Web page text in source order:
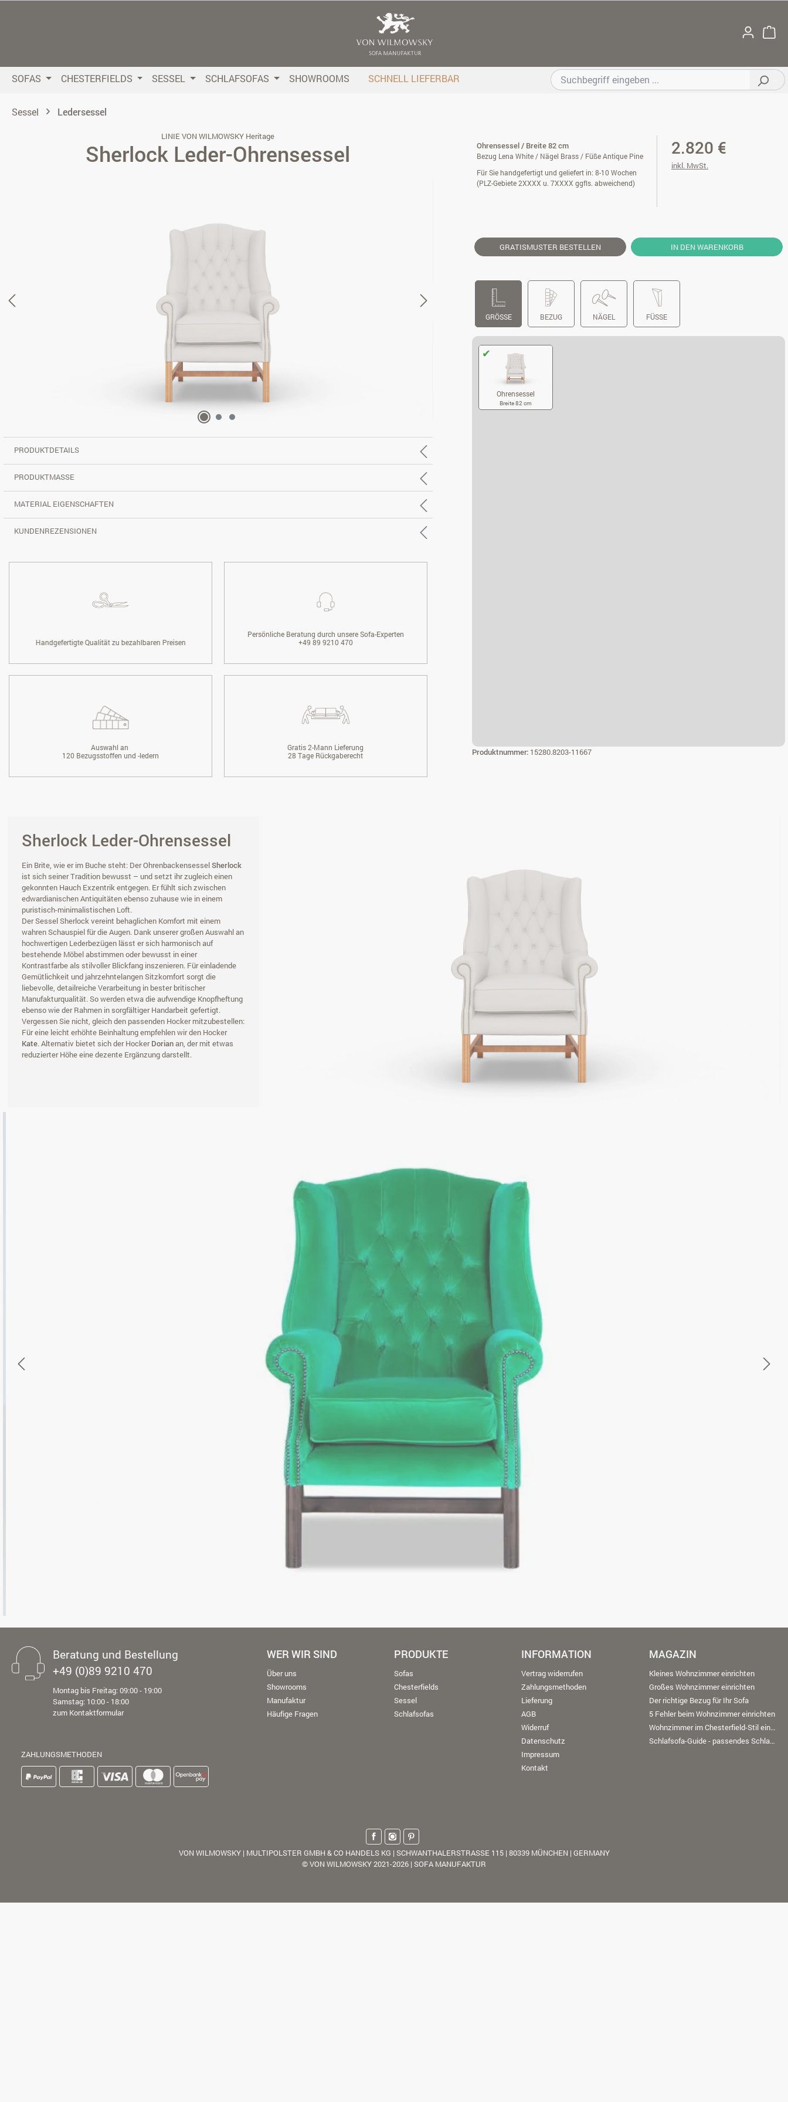
SOFAS CHESTERFIELDS SESSEL SCHLAFSOFAS SHOWROOMS SCHNELL LIEFERBAR
Sessel Ledersessel
LINIE VON WILMOWSKY Heritage
Sherlock Leder-Ohrensessel Ohrensessel / Breite 82 cm
Bezug Lena White / Nägel Brass / Füße Antique Pine
Für Sie handgefertigt und geliefert in: 8-10 Wochen
(PLZ-Gebiete 2XXXX u. 7XXXX ggfls. abweichend)
2.820 €
inkl. MwSt.
GRATISMUSTER BESTELLEN IN DEN WARENKORB
GRÖSSE BEZUG NÄGEL FÜSSE
Ohrensessel
Breite 82 cm
Produktnummer: 15280.8203-11667
PRODUKTDETAILS
PRODUKTMASSE
MATERIAL EIGENSCHAFTEN
KUNDENREZENSIONEN
Handgefertigte Qualität zu bezahlbaren Preisen
Persönliche Beratung durch unsere Sofa-Experten
+49 89 9210 470
Auswahl an
120 Bezugsstoffen und -ledern
Gratis 2-Mann Lieferung
28 Tage Rückgaberecht
Sherlock Leder-Ohrensessel
Ein Brite, wie er im Buche steht: Der OhrenbackensesselSherlock
ist sich seiner Tradition bewusst – und setzt ihr zugleich einen
gekonnten Hauch Exzentrik entgegen. Er fühlt sich zwischen
edwardianischen Antiquitäten ebenso zuhause wie in einem
puristisch-minimalistischen Loft.
Der Sessel Sherlock vereint behaglichen Komfort mit einem
wahren Schauspiel für die Augen. Dank unserer großen Auswahl an
hochwertigen Lederbezügen lässt er sich harmonisch auf
bestehende Möbel abstimmen oder bewusst in einer
Kontrastfarbe als stilvoller Blickfang inszenieren. Für einladende
Gemütlichkeit und jahrzehntelangen Sitzkomfort sorgt die
liebevolle, detailreiche Verarbeitung in bester britischer
Manufakturqualität. So werden etwa die aufwendige Knopfheftung
ebenso wie der Rahmen in sorgfältiger Handarbeit gefertigt.
Vergessen Sie nicht, gleich den passenden Hocker mitzubestellen:
Für eine leicht erhöhte Beinhaltung empfehlen wir den Hocker
Kate. Alternativ bietet sich der HockerDorianan, der mit etwas
reduzierter Höhe eine dezente Ergänzung darstellt.
Beratung und Bestellung
+49 (0)89 9210 470
Montag bis Freitag: 09:00 - 19:00
Samstag: 10:00 - 18:00
zum Kontaktformular
ZAHLUNGSMETHODEN
WER WIR SIND
Über uns
Showrooms
Manufaktur
Häufige Fragen
PRODUKTE
Sofas
Chesterfields
Sessel
Schlafsofas
INFORMATION
Vertrag widerrufen
Zahlungsmethoden
Lieferung
AGB
Widerruf
Datenschutz
Impressum
Kontakt
MAGAZIN
Kleines Wohnzimmer einrichten
Großes Wohnzimmer einrichten
Der richtige Bezug für Ihr Sofa
5 Fehler beim Wohnzimmer einrichten
Wohnzimmer im Chesterfield-Stil einrichten
Schlafsofa-Guide - passendes Schlafsofa finden
VON WILMOWSKY | MULTIPOLSTER GMBH & CO HANDELS KG | SCHWANTHALERSTRASSE 115 | 80339 MÜNCHEN | GERMANY
© VON WILMOWSKY 2021-2026 | SOFA MANUFAKTUR